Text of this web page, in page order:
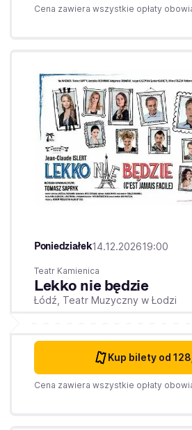
Cena zawiera wszystkie opłaty
Poniedziałek14.12.202619:00
Teatr Kamienica
Lekko nie będzie
Łódź, Teatr Muzyczny w Łodzi
Kup bilety od
Cena zawiera wszystkie opłaty